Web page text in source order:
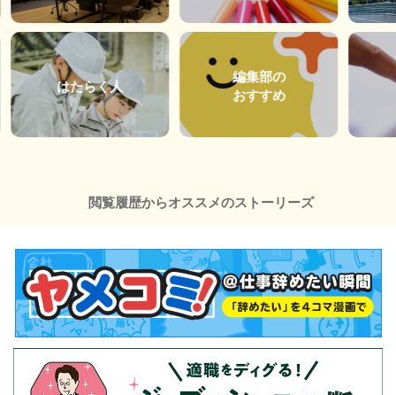
はたらく人
編集部の
おすすめ
閲覧履歴からオススメのストーリーズ